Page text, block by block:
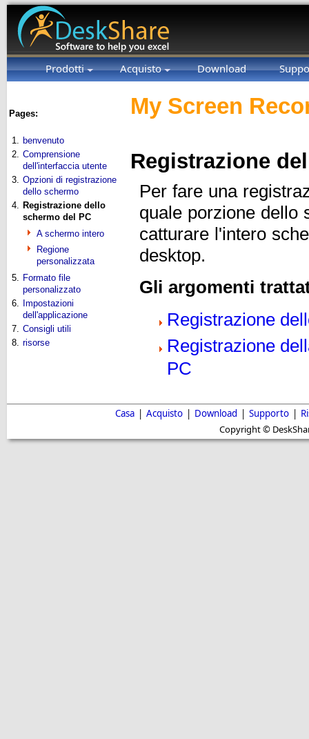
Prodotti Acquisto Download
Pages:
1. benvenuto
2. Comprensione
dell'interfaccia utente
3. Opzioni di registrazione
dello schermo
4. Registrazione dello
schermo del PC
A schermo intero
Regione
personalizzata
5. Formato file
personalizzato
6.
Impostazioni
dell'applicazione
7. Consigli utili
8. risorse
My Screen
Registrazione
Per fare una
quale porzione dello
catturare l'intero
desktop.
Gli argomenti
Registrazione
Registrazione
PC
Casa | Acquisto | Download | Supporto |
Copyright ©